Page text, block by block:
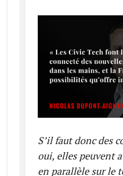
S’il faut donc des
oui, elles peuvent
en parallèle sur le